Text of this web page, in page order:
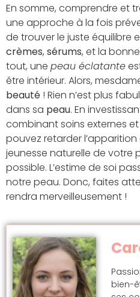
En somme, comprendre et
une approche à la fois
de trouver le juste équilibre
crèmes, sérums, et la
tout, une peau éclatante
être intérieur. Alors,
beauté ! Rien n’est plus
dans sa peau. En
combinant soins externes
pouvez retarder
jeunesse naturelle de votre
possible. L’estime de soi
notre peau. Donc, faites
rendra merveilleusement !
bien-